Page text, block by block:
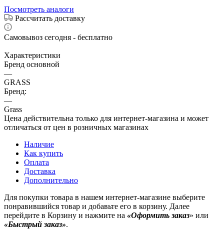
Посмотреть аналоги
Рассчитать доставку
Самовывоз сегодня - бесплатно
Характеристики
Бренд основной
—
GRASS
Бренд:
—
Grass
Цена действительна только для интернет-магазина и может
отличаться от цен в розничных магазинах
Наличие
Как купить
Оплата
Доставка
Дополнительно
Для покупки товара в нашем интернет-магазине выберите
понравившийся товар и добавьте его в корзину. Далее
перейдите в Корзину и нажмите на «Оформить заказ» или
«Быстрый заказ».